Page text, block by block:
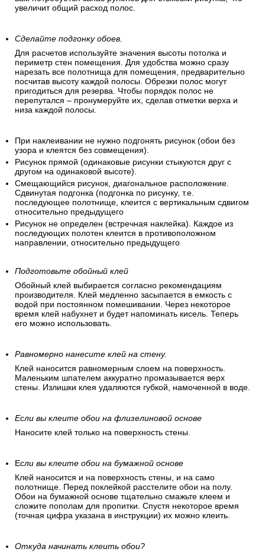
увеличит общий расход полос.
Сделайте подгонку обоев.
Для расчетов используйте значения высоты потолка и
периметр стен помещения. Для удобства можно сразу
нарезать все полотнища для помещения, предварительно
посчитав высоту каждой полосы. Обрезки полос могут
пригодиться для резерва. Чтобы порядок полос не
перепутался – пронумеруйте их, сделав отметки верха и
низа каждой полосы.
При наклеивании не нужно подгонять рисунок (обои без
узора и клеятся без совмещения).
Рисунок прямой (одинаковые рисунки стыкуются друг с
другом на одинаковой высоте).
Смещающийся рисунок, диагональное расположение.
Сдвинутая подгонка (подгонка по рисунку, т.е.
последующее полотнище, клеится с вертикальным сдвигом
относительно предыдущего
Рисунок не определен (встречная наклейка). Каждое из
последующих полотен клеится в противоположном
направлении, относительно предыдущего
Подготовьте обойный клей
Обойный клей выбирается согласно рекомендациям
производителя. Клей медленно засыпается в емкость с
водой при постоянном помешивании. Через некоторое
время клей набухнет и будет напоминать кисель. Теперь
его можно использовать.
Равномерно нанесите клей на стену.
Клей наносится равномерным слоем на поверхность.
Маленьким шпателем аккуратно промазывается верх
стены. Излишки клея удаляются губкой, намоченной в воде.
Если вы клеите обои на флизелиновой основе
Наносите клей только на поверхность стены.
Если вы клеите обои на бумажной основе
Клей наносится и на поверхность стены, и на само
полотнище. Перед поклейкой расстелите обои на полу.
Обои на бумажной основе тщательно смажьте клеем и
сложите пополам для пропитки. Спустя некоторое время
(точная цифра указана в инструкции) их можно клеить.
Откуда начинать клеить обои?